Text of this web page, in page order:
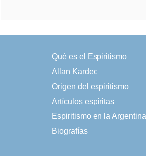
Qué es el Espiritismo
Allan Kardec
Origen del espiritismo
Artículos espíritas
Espiritismo en la Argentina
Biografías